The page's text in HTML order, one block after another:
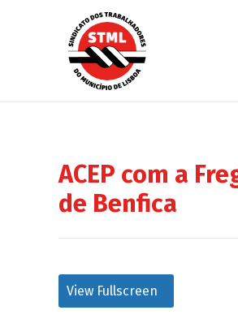
ACEP com a
de Benfica
View Fullscreen